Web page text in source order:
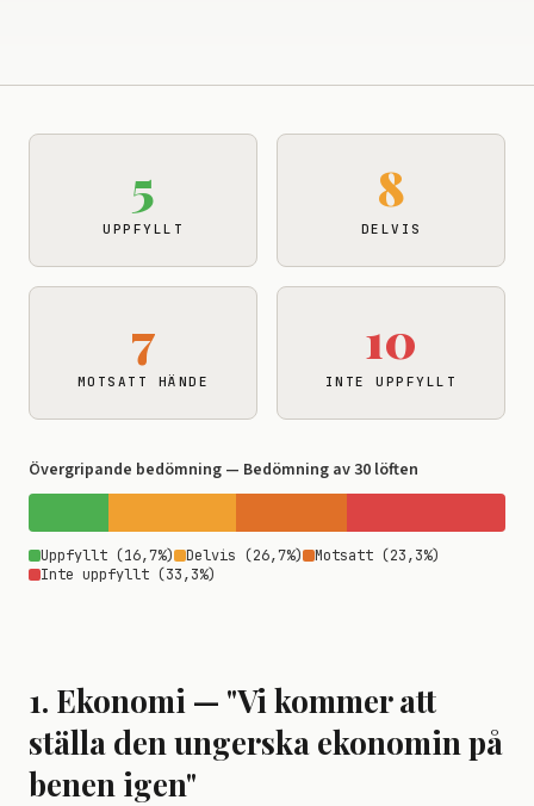
5
UPPFYLLT
8
DELVIS
7
MOTSATT HÄNDE
10
INTE UPPFYLLT
Övergripande bedömning — Bedömning av 30 löften
Uppfyllt (16,7%) Delvis (26,7%)
Motsatt (23,3%)
Inte uppfyllt (33,3%)
1. Ekonomi — "Vi kommer att
ställa den ungerska ekonomin på
benen igen"